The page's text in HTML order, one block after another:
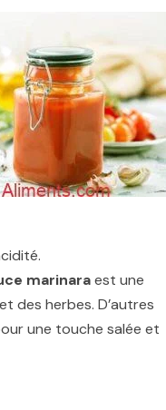
marinaraest une
des herbes. D’autres
une touche salée et